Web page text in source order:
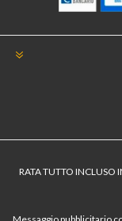
RATA TUTTO INCLUSO